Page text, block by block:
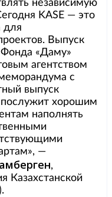
независимую
KASE — это
для
Выпуск
«Даму»
агентством
с
выпуск
хорошим
наполнять
—
,
Казахстанской